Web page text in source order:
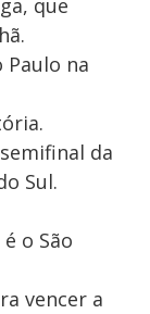
que
Paulo na
da
Sul.
o São
vencer a